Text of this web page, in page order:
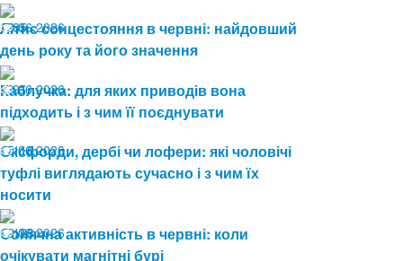
19.06.2026
85
Літнє сонцестояння в червні: найдовший
день року та його значення
19.06.2026
91
Каблучка: для яких приводів вона
підходить і з чим її поєднувати
15.06.2026
116
Оксфорди, дербі чи лофери: які чоловічі
туфлі виглядають сучасно і з чим їх
носити
12.06.2026
128
Сонячна активність в червні: коли
очікувати магнітні бурі